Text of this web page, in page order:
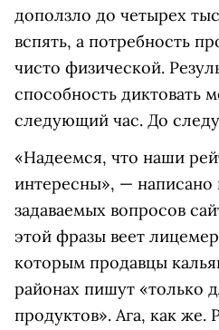
доползло до четырех
вспять, а потребность
чисто физической.
способность диктовать
следующий час. До
«Надеемся, что наши
интересны», — написано
задаваемых вопросов
этой фразы веет
которым продавцы
районах пишут «только
продуктов». Ага, как же.